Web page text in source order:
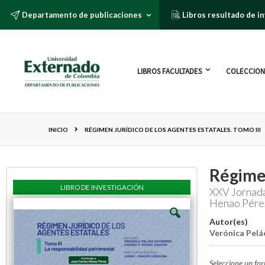
Departamento de publicaciones Libros resultado de
LIBROS FACULTADES
INICIO RÉGIMEN JURÍDICO DE LOS AGENTES ESTATALES. TOMO III
XXV
Henao
Autor(es)
Verónica
Seleccione un
LIBRO DE INVESTIGACIÓN